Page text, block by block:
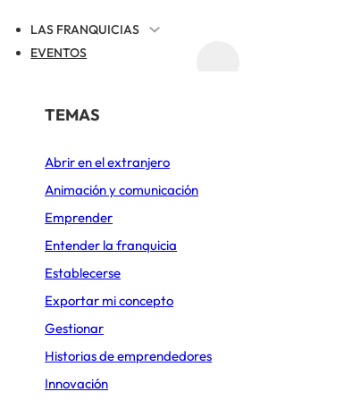
LAS FRANQUICIAS
POR SECTOR
Alimentación
Cafeterías
Comida rápida
Deportes y Ocio
Diseño de cocinas
EVENTOS
TEMAS
Abrir en el extranjero
Animación y comunicación
Emprender
Entender la franquicia
Establecerse
Exportar mi concepto
Gestionar
Historias de emprendedores
Innovación
alcanzar 25
en 4 años con
DE DICIEMBRE DE 2025